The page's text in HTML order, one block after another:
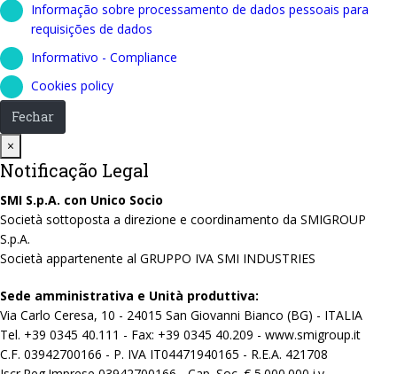
Informação sobre processamento de dados pessoais para
requisições de dados
Informativo - Compliance
Cookies policy
Fechar
×
Notificação Legal
SMI S.p.A. con Unico Socio
Società sottoposta a direzione e coordinamento da SMIGROUP
S.p.A.
Società appartenente al GRUPPO IVA SMI INDUSTRIES
Sede amministrativa e Unità produttiva:
Via Carlo Ceresa, 10 - 24015 San Giovanni Bianco (BG) - ITALIA
Tel. +39 0345 40.111 - Fax: +39 0345 40.209 - www.smigroup.it
C.F. 03942700166 - P. IVA IT04471940165 - R.E.A. 421708